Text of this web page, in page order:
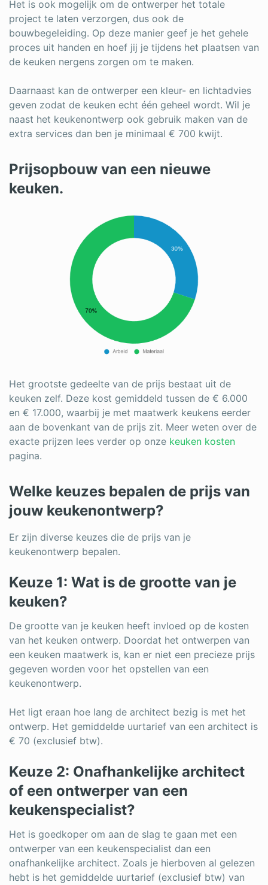
Het is ook mogelijk om de ontwerper het totale
project te laten verzorgen, dus ook de
bouwbegeleiding. Op deze manier geef je het gehele
proces uit handen en hoef jij je tijdens het plaatsen van
de keuken nergens zorgen om te maken.
Daarnaast kan de ontwerper een kleur- en lichtadvies
geven zodat de keuken echt één geheel wordt. Wil je
naast het keukenontwerp ook gebruik maken van de
extra services dan ben je minimaal € 700 kwijt.
Prijsopbouw van een nieuwe
keuken.
Het grootste gedeelte van de prijs bestaat uit de
keuken zelf. Deze kost gemiddeld tussen de € 6.000
en € 17.000, waarbij je met maatwerk keukens eerder
aan de bovenkant van de prijs zit. Meer weten over de
exacte prijzen lees verder op onze keuken kosten
pagina.
Welke keuzes bepalen de prijs van
jouw keukenontwerp?
Er zijn diverse keuzes die de prijs van je
keukenontwerp bepalen.
Keuze 1: Wat is de grootte van je
keuken?
De grootte van je keuken heeft invloed op de kosten
van het keuken ontwerp. Doordat het ontwerpen van
een keuken maatwerk is, kan er niet een precieze prijs
gegeven worden voor het opstellen van een
keukenontwerp.
Het ligt eraan hoe lang de architect bezig is met het
ontwerp. Het gemiddelde uurtarief van een architect is
€ 70 (exclusief btw).
Keuze 2: Onafhankelijke architect
of een ontwerper van een
keukenspecialist?
Het is goedkoper om aan de slag te gaan met een
ontwerper van een keukenspecialist dan een
onafhankelijke architect. Zoals je hierboven al gelezen
hebt is het gemiddelde uurtarief (exclusief btw) van